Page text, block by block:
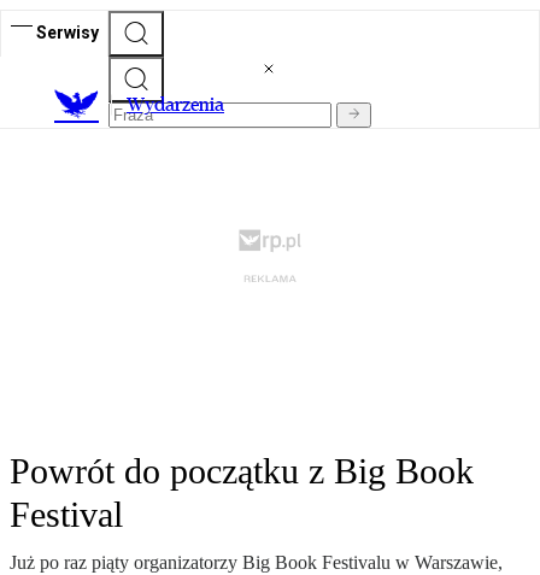
Serwisy
Wydarzenia
Powrót do początku z Big Book
Festival
Już po raz piąty organizatorzy Big Book Festivalu w Warszawie,